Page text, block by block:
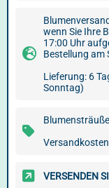
wenn Sie Ihre
17:00 Uhr
Bestellung am
Lieferung: 6
Sonntag)
VERSENDEN